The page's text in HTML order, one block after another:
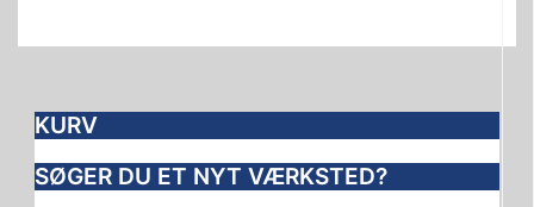
KURV
SØGER DU ET NYT VÆRKSTED?